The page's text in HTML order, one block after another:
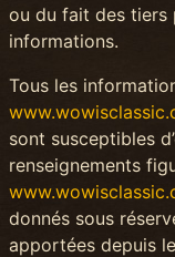
ou du fait des tiers
informations.
Tous les
sont susceptibles
renseignements
donnés sous
apportées depuis